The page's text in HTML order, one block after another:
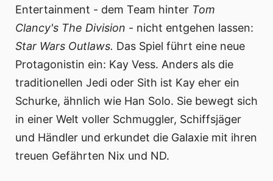
Entertainment - dem Team hinter Tom
Clancy's The Division - nicht entgehen lassen:
Star Wars Outlaws. Das Spiel führt eine neue
Protagonistin ein: Kay Vess. Anders als die
traditionellen Jedi oder Sith ist Kay eher ein
Schurke, ähnlich wie Han Solo. Sie bewegt sich
in einer Welt voller Schmuggler, Schiffsjäger
und Händler und erkundet die Galaxie mit ihren
treuen Gefährten Nix und ND.